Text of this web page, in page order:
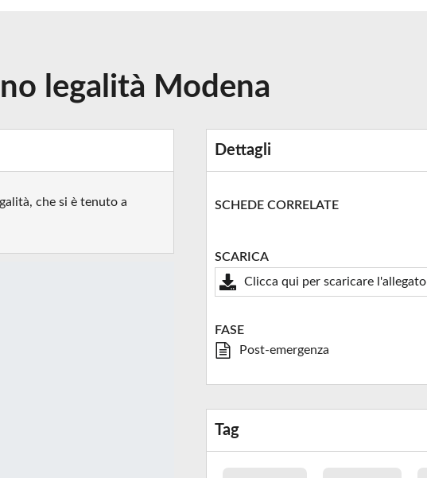
legalità Modena
che si è tenuto a
Dettagli
SCHEDE CORRELATE
SCARICA
Clicca qui per scaricare l'allegato
FASE
Post-emergenza
Tag